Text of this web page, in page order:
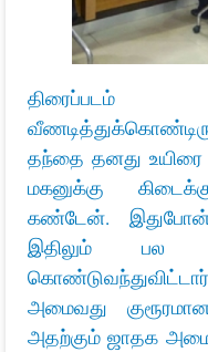
தந்தை தனது உயிரை
மகனுக்கு
கண்டேன்.
இதிலும் பல
அமைவது
அதற்கும் ஜாதக